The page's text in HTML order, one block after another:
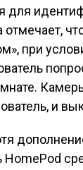
для
при
и